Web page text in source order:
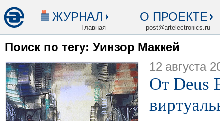
ЖУРНАЛ
Главная
О ПРОЕКТЕ
post@artelectronics.ru
Поиск по тегу: Уинзор Маккей
12 августа
От Deus